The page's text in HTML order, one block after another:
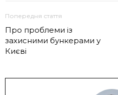
Попередня стаття
Про проблеми із
захисними бункерами у
Києві